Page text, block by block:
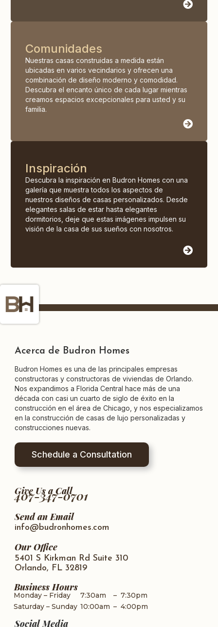
Comunidades
Nuestras casas construidas a medida están
ubicadas en varios vecindarios y ofrecen una
combinación de diseño moderno y comodidad.
Descubra el encanto único de cada lugar mientras
creamos espacios excepcionales para usted y su
familia.
Inspiración
Descubra la inspiración en Budron Homes con una
galería que muestra todos los aspectos de
nuestros diseños de casas personalizados. Desde
elegantes salas de estar hasta elegantes
dormitorios, deje que estas imágenes impulsen su
visión de la casa de sus sueños con nosotros.
Acerca de Budron Homes
Budron Homes es una de las principales empresas
constructoras y constructoras de viviendas de Orlando.
Nos expandimos a Florida Central hace más de una
década con casi un cuarto de siglo de éxito en la
construcción en el área de Chicago, y nos especializamos
en la construcción de casas de lujo personalizadas y
construcciones nuevas.
Schedule a Consultation
Give Us a Call
407-347-0701
Send an Email
info@budronhomes.com
Our Office
5401 S Kirkman Rd Suite 310
Orlando, FL 32819
Business Hours
Monday – Friday 7:30am – 7:30pm
Saturday – Sunday 10:00am – 4:00pm
Social Media